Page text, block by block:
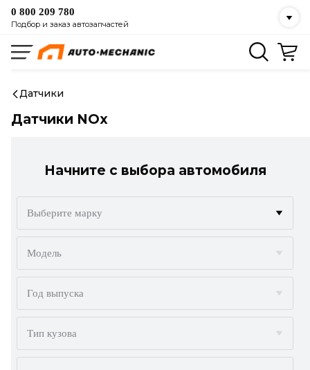
0 800 209 780
Подбор и заказ автозапчастей
Датчики
Датчики NOx
Начните с выбора автомобиля
Выберите марку
ALFA ROMEO
AUDI
BMW
BYD
Модель
Год выпуска
Тип кузова